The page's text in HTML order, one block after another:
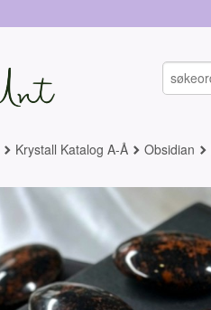
Krystall Katalog A-Å Obsidian